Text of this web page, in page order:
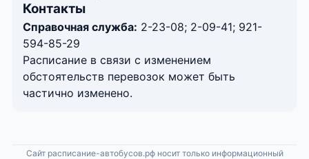
Контакты
Справочная служба: 2-23-08; 2-09-41; 921-
594-85-29
Расписание в связи с изменением
обстоятельств перевозок может быть
частично изменено.
Сайт расписание-автобусов.рф носит только информационный